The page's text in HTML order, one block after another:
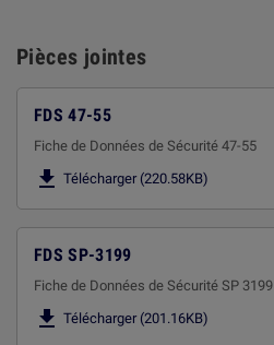
Pièces jointes
FDS 47-55
Fiche de Données de Sécurité 47-55
 Télécharger (220.58KB)
FDS SP-3199
Fiche de Données de Sécurité SP 3199
 Télécharger (201.16KB)